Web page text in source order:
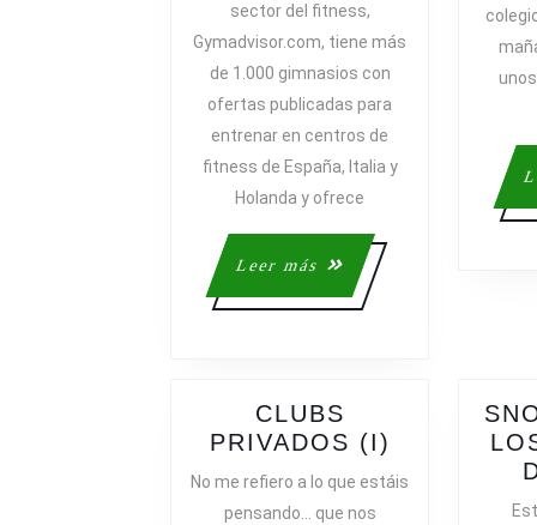
MÁS
DE
1.000
GIMNASIOS
sector del fitness,
Gymadvisor.com, tiene más
de 1.000 gimnasios con
ofertas publicadas para
entrenar en centros de
fitness de España, Italia y
Holanda y ofrece
Leer más
Leer
más
CLUBS
PRIVADOS (I)
PRIVADOS
No me refiero a lo que estáis
pensando… que nos